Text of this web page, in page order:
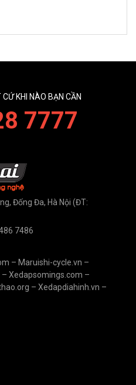
KHI NÀO BẠN CẦN
7777
Đống Đa, Hà Nội (ĐT:
7486
– Maruishi-cycle.vn –
– Xedapsomings.com –
– Xedapdiahinh.vn –